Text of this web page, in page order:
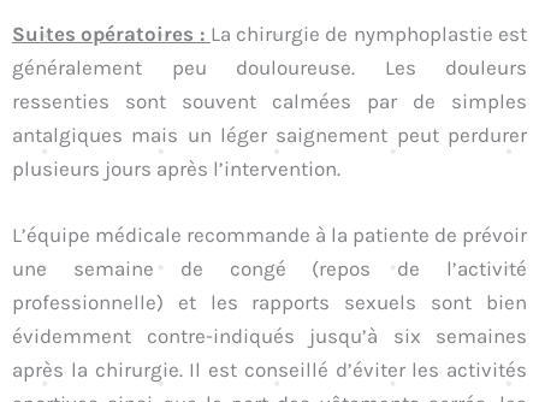
Suites opératoires : La chirurgie de nymphoplastie est
généralement peu douloureuse. Les douleurs
ressenties sont souvent calmées par de simples
antalgiques mais un léger saignement peut perdurer
plusieurs jours après l’intervention.
L’équipe médicale recommande à la patiente de prévoir
une semaine de congé (repos de l’activité
professionnelle) et les rapports sexuels sont bien
évidemment contre-indiqués jusqu’à six semaines
après la chirurgie. Il est conseillé d’éviter les activités